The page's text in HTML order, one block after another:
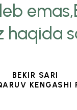
haqida
BEKIR SARI
KENGASHI